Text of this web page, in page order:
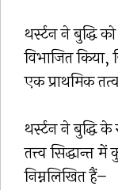
थर्स्टन ने बुद्धि
विभाजित
एक प्राथमिक
थर्स्टन ने बुद्धि
तत्त्व सिद्धान्त
निम्नलिखित हैं–